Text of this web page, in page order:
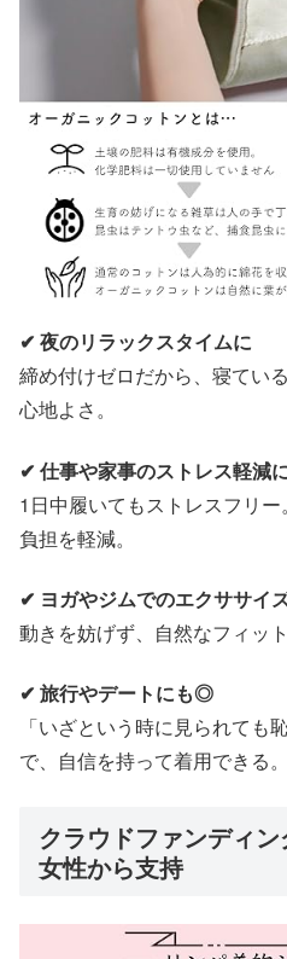
✔ 夜のリラックスタイムに
締め付けゼロだから、寝てい
心地よさ。
✔ 仕事や家事のストレス軽減
1日中履いてもストレスフリ
負担を軽減。
✔ ヨガやジムでのエクササイ
動きを妨げず、自然なフィッ
✔ 旅行やデートにも◎
「いざという時に見られても
で、自信を持って着用できる。
クラウドファンディ
女性から支持